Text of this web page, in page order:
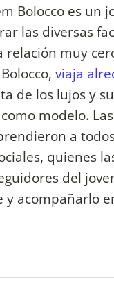
Bolocco es un
las diversas
relación muy
viaja
de los lujos y
modelo.
a
quienes
del
y acompañarlo